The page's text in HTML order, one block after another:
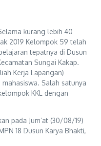
kurang lebih 40
2019 Kelompok 59 telah
tepatnya di Dusun
Sungai Kakap.
Kerja Lapangan)
Salah satunya
KKL dengan
pada Jum’at (30/08/19)
18 Dusun Karya Bhakti,